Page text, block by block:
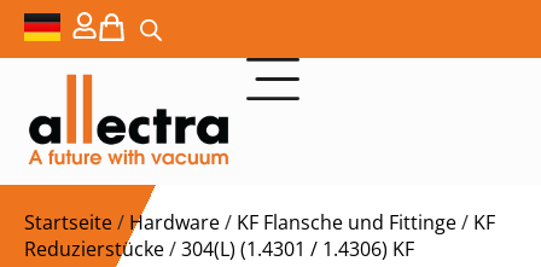
Startseite/ Hardware/ KF Flansche und Fittinge/ KF
Reduzierstücke/304(L) (1.4301 / 1.4306) KF